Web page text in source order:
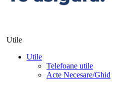
Utile
Utile
Telefoane utile
Acte Necesare/Ghid